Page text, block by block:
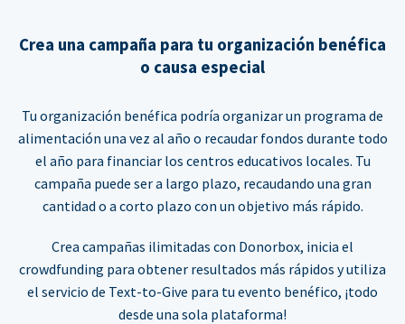
Crea una campaña para tu organización benéfica
o causa especial
Tu organización benéfica podría organizar un programa de
alimentación una vez al año o recaudar fondos durante todo
el año para financiar los centros educativos locales. Tu
campaña puede ser a largo plazo, recaudando una gran
cantidad o a corto plazo con un objetivo más rápido.
Crea campañas ilimitadas con Donorbox, inicia el
crowdfunding para obtener resultados más rápidos y utiliza
el servicio de Text-to-Give para tu evento benéfico, ¡todo
desde una sola plataforma!